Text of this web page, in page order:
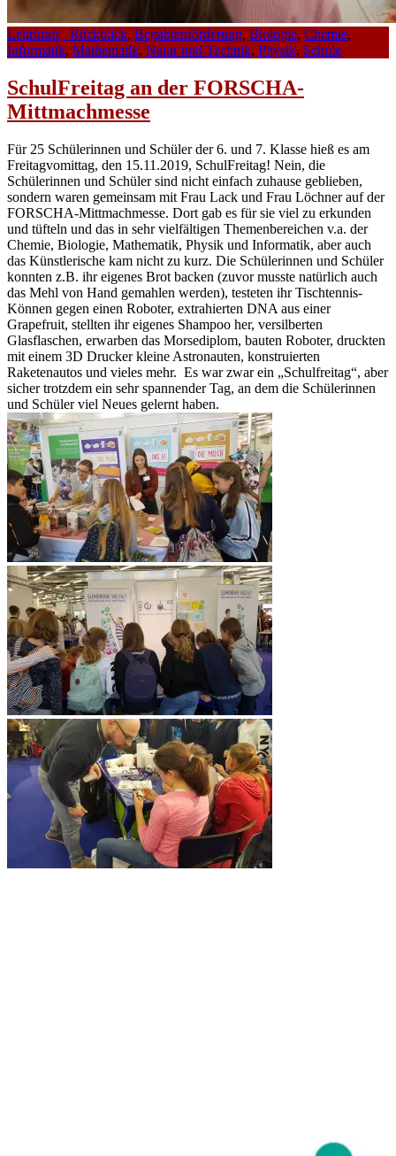
Lehrkraft _Rückblick, Begabtenförderung, Biologie, Chemie,
Informatik, Mathematik, Natur und Technik, Physik, Schule
SchulFreitag an der FORSCHA-
Mittmachmesse
Für 25 Schülerinnen und Schüler der 6. und 7. Klasse hieß es am
Freitagvomittag, den 15.11.2019, SchulFreitag! Nein, die
Schülerinnen und Schüler sind nicht einfach zuhause geblieben,
sondern waren gemeinsam mit Frau Lack und Frau Löchner auf der
FORSCHA-Mittmachmesse. Dort gab es für sie viel zu erkunden
und tüfteln und das in sehr vielfältigen Themenbereichen v.a. der
Chemie, Biologie, Mathematik, Physik und Informatik, aber auch
das Künstlerische kam nicht zu kurz. Die Schülerinnen und Schüler
konnten z.B. ihr eigenes Brot backen (zuvor musste natürlich auch
das Mehl von Hand gemahlen werden), testeten ihr Tischtennis-
Können gegen einen Roboter, extrahierten DNA aus einer
Grapefruit, stellten ihr eigenes Shampoo her, versilberten
Glasflaschen, erwarben das Morsediplom, bauten Roboter, druckten
mit einem 3D Drucker kleine Astronauten, konstruierten
Raketenautos und vieles mehr. Es war zwar ein „Schulfreitag“, aber
sicher trotzdem ein sehr spannender Tag, an dem die Schülerinnen
und Schüler viel Neues gelernt haben.